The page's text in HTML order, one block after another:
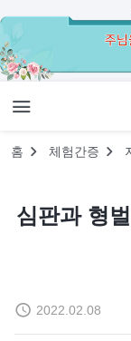
홈 체험간증
심판과 형
2022.02.08